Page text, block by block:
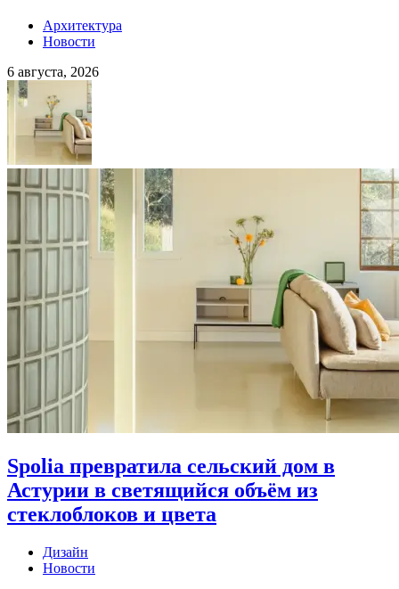
Архитектура
Новости
6 августа, 2026
Spolia превратила сельский дом в
Астурии в светящийся объём из
стеклоблоков и цвета
Дизайн
Новости